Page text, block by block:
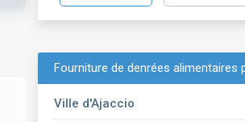
Fourniture de denrées
Ville d'Ajaccio